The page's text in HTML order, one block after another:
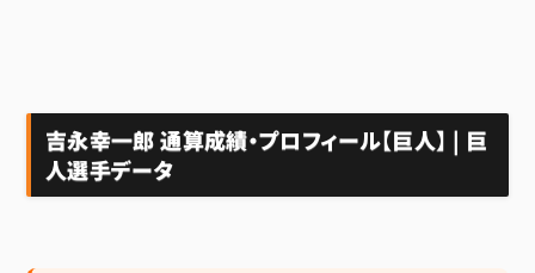
吉永幸一郎 通算成績・プロフィール【巨人】 | 巨
人選手データ